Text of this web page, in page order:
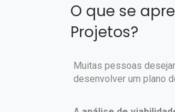
O que se
Projetos?
Muitas pessoas
desenvolver um plano